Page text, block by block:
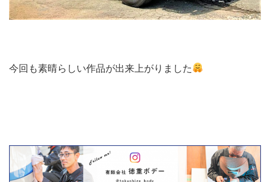
今回も素晴らしい作品が出来上がりました